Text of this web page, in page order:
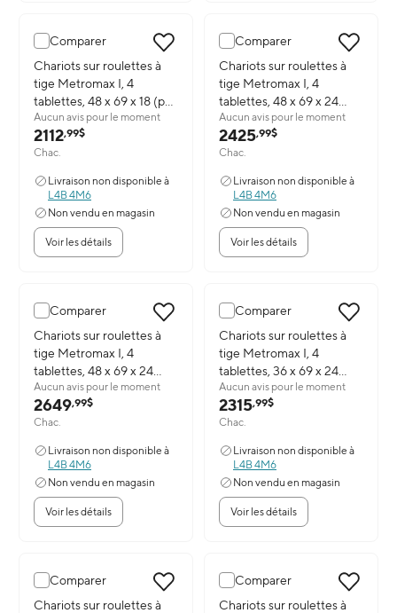
Comparer
Image du produit: Chariots sur roulettes à tige Metromax I, 4
Chariots sur roulettes à
tige Metromax I, 4
tablettes, 48 x 69 x 18 (po)
(X356EGX3)
Aucun avis pour le moment
2112,99$
Chac.
Livraison non disponible à
L4B 4M6
Non vendu en magasin
Voir les détails
Comparer
Image du produit: Chariots sur
Chariots sur roulettes à
tige Metromax I, 4
tablettes, 48 x 69 x 24
(po) (X556EGX3)
Aucun avis pour le moment
2425,99$
Chac.
Livraison non disponible à
L4B 4M6
Non vendu en magasin
Voir les détails
Comparer
Image du produit: Chariots sur roulettes à tige Metromax I, 4
Chariots sur roulettes à
tige Metromax I, 4
tablettes, 48 x 69 x 24
(po) Rg494 (X556EFX3)
Aucun avis pour le moment
2649,99$
Chac.
Livraison non disponible à
L4B 4M6
Non vendu en magasin
Voir les détails
Comparer
Image du produit: Chariots sur
Chariots sur roulettes à
tige Metromax I, 4
tablettes, 36 x 69 x 24
(po) (X536EFX3)
Aucun avis pour le moment
2315,99$
Chac.
Livraison non disponible à
L4B 4M6
Non vendu en magasin
Voir les détails
Comparer
Image du produit: Chariots sur roulettes à tige Metromax I, 4
Chariots sur roulettes à
Comparer
Image du produit: Chariots sur
Chariots sur roulettes à